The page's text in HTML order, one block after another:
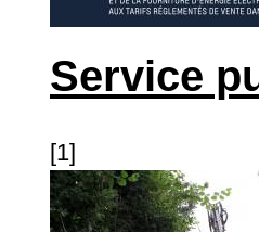
Service
[1]